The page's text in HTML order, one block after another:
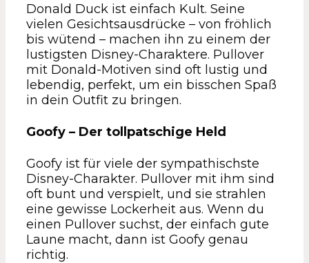
Donald Duck ist einfach Kult. Seine
vielen Gesichtsausdrücke – von fröhlich
bis wütend – machen ihn zu einem der
lustigsten Disney-Charaktere. Pullover
mit Donald-Motiven sind oft lustig und
lebendig, perfekt, um ein bisschen Spaß
in dein Outfit zu bringen.
Goofy – Der tollpatschige Held
Goofy ist für viele der sympathischste
Disney-Charakter. Pullover mit ihm sind
oft bunt und verspielt, und sie strahlen
eine gewisse Lockerheit aus. Wenn du
einen Pullover suchst, der einfach gute
Laune macht, dann ist Goofy genau
richtig.